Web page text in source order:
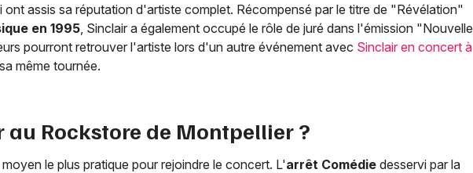
ont assis sa réputation d'artiste complet. Récompensé par le titre de "Révélation"
en 1995, Sinclair a également occupé le rôle de juré dans l'émission "Nouvelle
pourront retrouver l'artiste lors d'un autre événement avec Sinclair en concert à
même tournée.
au Rockstore de Montpellier ?
le plus pratique pour rejoindre le concert. L'arrêt Comédie desservi par la